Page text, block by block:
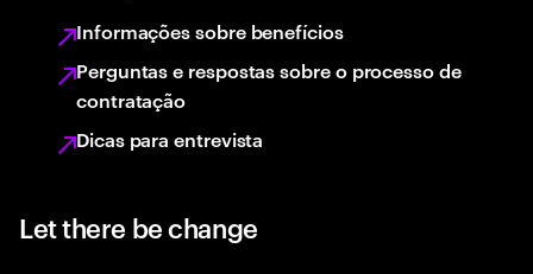
Informações sobre benefícios
Perguntas e respostas sobre o processo de
contratação
Dicas para entrevista
Let there be change